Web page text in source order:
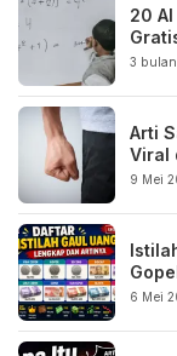
20
3
Arti
Viral
9 Mei
6 Mei